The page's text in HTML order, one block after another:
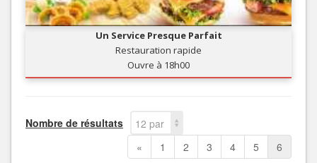
Un Service Presque Parfait
Restauration rapide
Ouvre à 18h00
Nombre de résultats
12 par
page
« 1 2 3 4 5 6